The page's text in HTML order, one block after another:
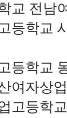
교 전남
등학교
등학교
여자상
고등학